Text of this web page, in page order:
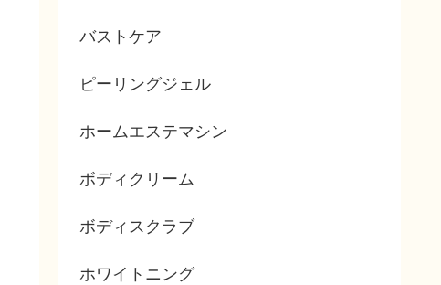
バストケア
ピーリングジェル
ホームエステマシン
ボディクリーム
ボディスクラブ
ホワイトニング